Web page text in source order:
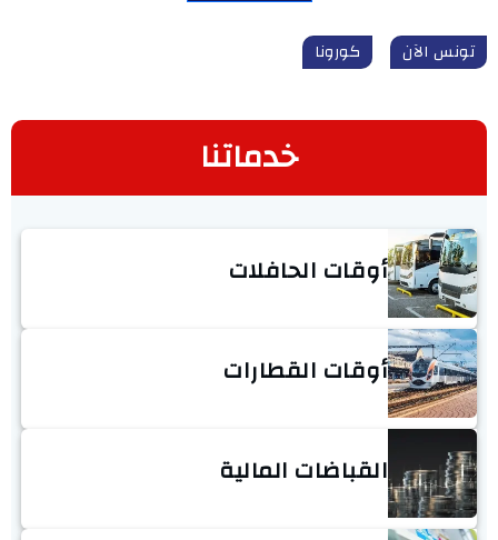
تونس الآن كورونا
خدماتنا
أوقات الحافلات
أوقات القطارات
القباضات المالية